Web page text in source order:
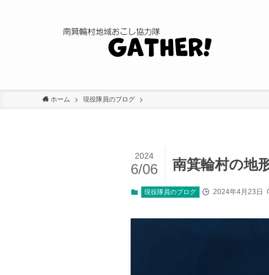
ホーム 現役隊員のブログ
南箕輪村の地
2024
6/06
現役隊員のブログ 2024年4月23日